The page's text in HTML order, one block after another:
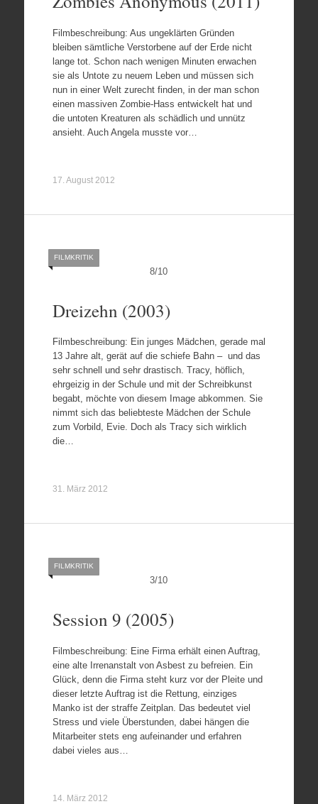
Filmbeschreibung: Aus ungeklärten Gründen
bleiben sämtliche Verstorbene auf der Erde nicht
lange tot. Schon nach wenigen Minuten erwachen
sie als Untote zu neuem Leben und müssen sich
nun in einer Welt zurecht finden, in der man schon
einen massiven Zombie-Hass entwickelt hat und
die untoten Kreaturen als schädlich und unnütz
ansieht. Auch Angela musste vor…
17. August 2012
8/10
FILMKRITIK
Dreizehn (2003)
Filmbeschreibung: Ein junges Mädchen, gerade mal
13 Jahre alt, gerät auf die schiefe Bahn – und das
sehr schnell und sehr drastisch. Tracy, höflich,
ehrgeizig in der Schule und mit der Schreibkunst
begabt, möchte von diesem Image abkommen. Sie
nimmt sich das beliebteste Mädchen der Schule
zum Vorbild, Evie. Doch als Tracy sich wirklich
die…
31. März 2012
3/10
FILMKRITIK
Session 9 (2005)
Filmbeschreibung: Eine Firma erhält einen Auftrag,
eine alte Irrenanstalt von Asbest zu befreien. Ein
Glück, denn die Firma steht kurz vor der Pleite und
dieser letzte Auftrag ist die Rettung, einziges
Manko ist der straffe Zeitplan. Das bedeutet viel
Stress und viele Überstunden, dabei hängen die
Mitarbeiter stets eng aufeinander und erfahren
dabei vieles aus…
14. März 2012